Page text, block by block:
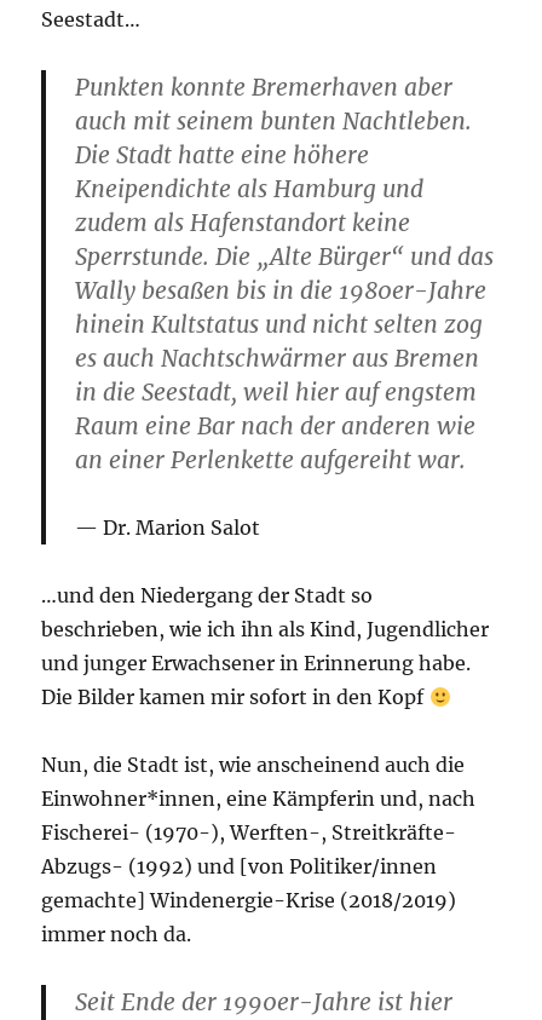
Seestadt…
Punkten konnte Bremerhaven aber
auch mit seinem bunten Nachtleben.
Die Stadt hatte eine höhere
Kneipendichte als Hamburg und
zudem als Hafenstandort keine
Sperrstunde. Die „Alte Bürger“ und das
Wally besaßen bis in die 1980er-Jahre
hinein Kultstatus und nicht selten zog
es auch Nachtschwärmer aus Bremen
in die Seestadt, weil hier auf engstem
Raum eine Bar nach der anderen wie
an einer Perlenkette aufgereiht war.
Dr. Marion Salot
…und den Niedergang der Stadt so
beschrieben, wie ich ihn als Kind, Jugendlicher
und junger Erwachsener in Erinnerung habe.
Die Bilder kamen mir sofort in den Kopf
Nun, die Stadt ist, wie anscheinend auch die
Einwohner*innen, eine Kämpferin und, nach
Fischerei- (1970-), Werften-, Streitkräfte-
Abzugs- (1992) und [von Politiker/innen
gemachte] Windenergie-Krise (2018/2019)
immer noch da.
Seit Ende der 1990er-Jahre ist hier